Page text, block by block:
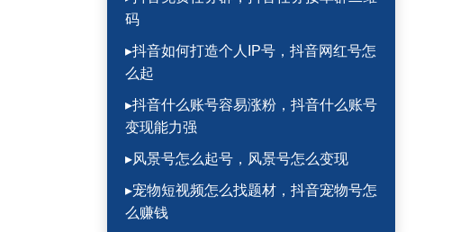
码
▸抖音如何打造个人IP号，抖音网红号怎
么起
▸抖音什么账号容易涨粉，抖音什么账号
变现能力强
▸风景号怎么起号，风景号怎么变现
▸宠物短视频怎么找题材，抖音宠物号怎
么赚钱